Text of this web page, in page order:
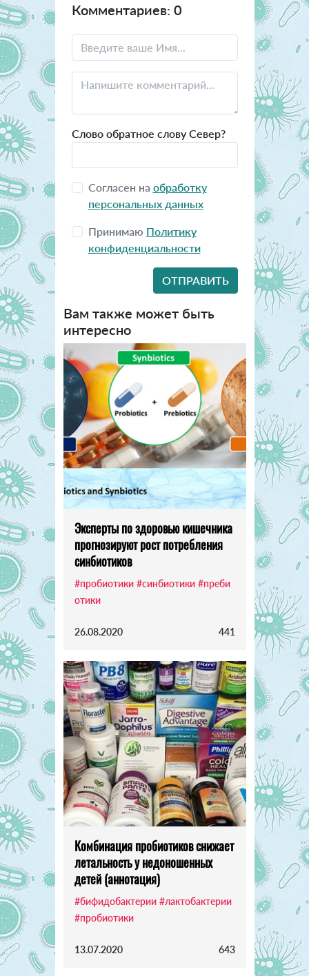
Комментариев: 0
Слово обратное слову Север?
Согласен на обработку
персональных данных
Принимаю Политику
конфиденциальности
Вам также может быть
интересно
Эксперты по здоровью кишечника
прогнозируют рост потребления
синбиотиков
#пробиотики #синбиотики #преби
отики
26.08.2020 441
Комбинация пробиотиков снижает
летальность у недоношенных
детей (аннотация)
#бифидобактерии #лактобактерии
#пробиотики
13.07.2020 643